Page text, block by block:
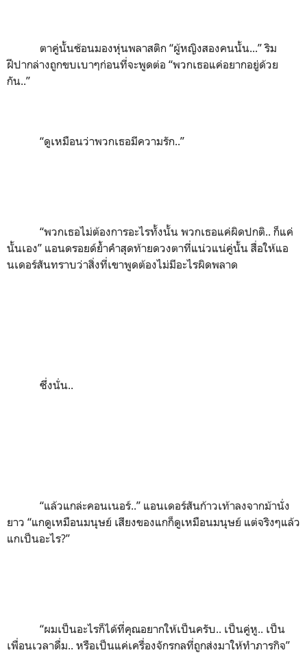
ตาคู่นั้นช้อนมองหุ่นพลาสติก “ผู้หญิงสองคนนั้น...”ริม
ฝีปากล่างถูกขบเบาๆก่อนที่จะพูดต่อ “พวกเธอแค่อยากอยู่ด้วย
กัน..”
“ดูเหมือนว่าพวกเธอมีความรัก..”
“พวกเธอไม่ต้องการอะไรทั้งนั้น พวกเธอแค่ผิดปกติ.. ก็แค่
นั้นเอง” แอนดรอยด์ย้ำคำสุดท้ายดวงตาที่แน่วแน่คู่นั้น สื่อให้แอ
นเดอร์สันทราบว่าสิ่งที่เขาพูดต้องไม่มีอะไรผิดพลาด
ซึ่งนั่น..
“แล้วแกล่ะคอนเนอร์..” แอนเดอร์สันก้าวเท้าลงจากม้านั่ง
ยาว “แกดูเหมือนมนุษย์ เสียงของแกก็ดูเหมือนมนุษย์ แต่จริงๆแล้ว
แกเป็นอะไร?”
“ผมเป็นอะไรก็ได้ที่คุณอยากให้เป็นครับ.. เป็นคู่หู.. เป็น
เพื่อนเวลาดื่ม.. หรือเป็นแค่เครื่องจักรกลที่ถูกส่งมาให้ทำภารกิจ”